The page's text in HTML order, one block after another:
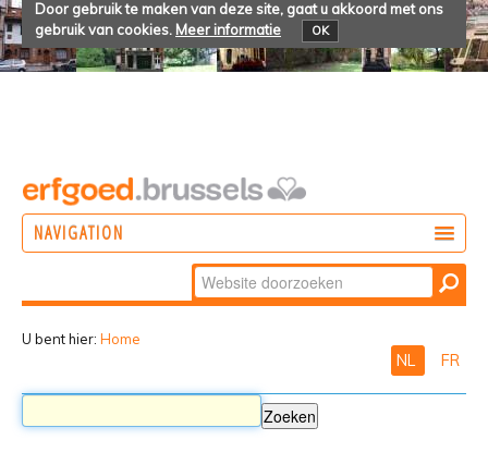
Door gebruik te maken van deze site, gaat u akkoord met ons
gebruik van cookies. Meer informatie OK
NAVIGATION
Zoek
Geavanceerd
U bent hier: Home
NL FR